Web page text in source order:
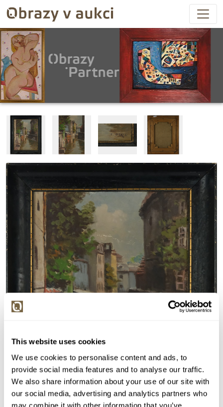
This website uses cookies
We use cookies to personalise content and ads, to
provide social media features and to analyse our traffic.
We also share information about your use of our site with
our social media, advertising and analytics partners who
may combine it with other information that you’ve